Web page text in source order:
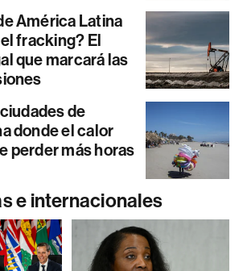
América Latina
fracking? El
que marcará las
de
donde el calor
perder más horas
e internacionales